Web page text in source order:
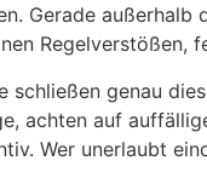
Gerade
Regelverstößen,
schließen genau
achten auf
Wer unerlaubt